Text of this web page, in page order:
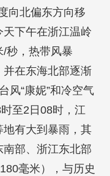
向北偏东方向移
下午在浙江温岭
/秒，热带风暴
在东海北部逐渐
风“康妮”和冷空气
至2日08时，江
有大到暴雨，其
部、浙江东北部
毫米），与历史